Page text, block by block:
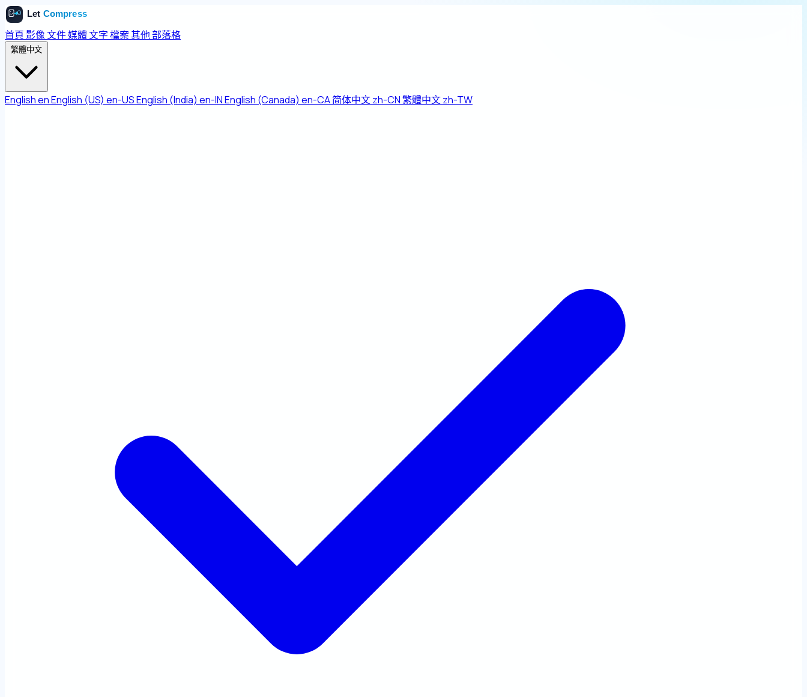
首頁 影像文件媒體文字檔案其他部落格
繁體中文
EnglishenEnglish (US) en-USEnglish (India) en-INEnglish (Canada) en-CA简体中文zh-CN繁體中文zh-TW